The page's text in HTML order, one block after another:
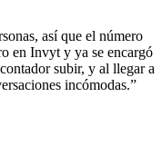
así que el número
en Invyt y ya se encargó
subir, y al llegar a
incómodas.”